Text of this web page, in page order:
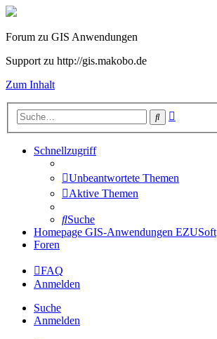
Forum zu GIS Anwendungen
Support zu http://gis.makobo.de
Zum Inhalt
Suche
Schnellzugriff
Unbeantwortete Themen
Aktive Themen
Suche
Homepage GIS-Anwendungen EZUSoft
Foren
FAQ
Anmelden
Suche
Anmelden